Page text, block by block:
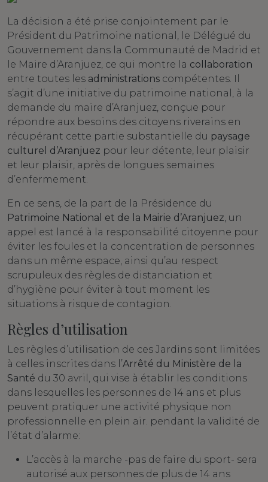
La décision a été prise conjointement par le
Président du Patrimoine national, le Délégué du
Gouvernement dans la Communauté de Madrid et
le Maire d’Aranjuez, ce qui montre la collaboration
entre toutes les administrations compétentes. Il
s’agit d’une initiative du patrimoine national, à la
demande du maire d’Aranjuez, conçue pour
répondre aux besoins des citoyens riverains en
récupérant cette partie substantielle du paysage
culturel d’Aranjuez pour leur détente, leur plaisir
et leur plaisir, après de longues semaines
d’enfermement.
En ce sens, de la part de la Présidence du
Patrimoine National et de la Mairie d’Aranjuez, un
appel est lancé à la responsabilité citoyenne pour
éviter les foules et la concentration de personnes
dans un même espace, ainsi qu’au respect
scrupuleux des règles de distanciation et
d’hygiène pour éviter à tout moment les
situations à risque de contagion.
Règles d’utilisation
Les règles d’utilisation de ces Jardins sont limitées
à celles inscrites dans l’Arrêté du Ministère de la
Santé du 30 avril, qui vise à établir les conditions
dans lesquelles les personnes de 14 ans et plus
peuvent pratiquer une activité physique non
professionnelle en plein air. pendant la validité de
l’état d’alarme:
L’accès à la marche -pas de faire du sport- sera
autorisé aux personnes de plus de 14 ans